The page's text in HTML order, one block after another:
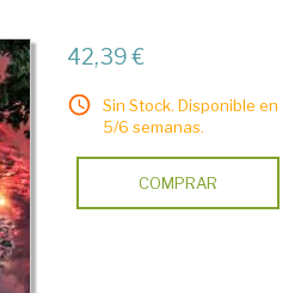
42,39 €
Sin Stock. Disponible en
5/6 semanas.
COMPRAR